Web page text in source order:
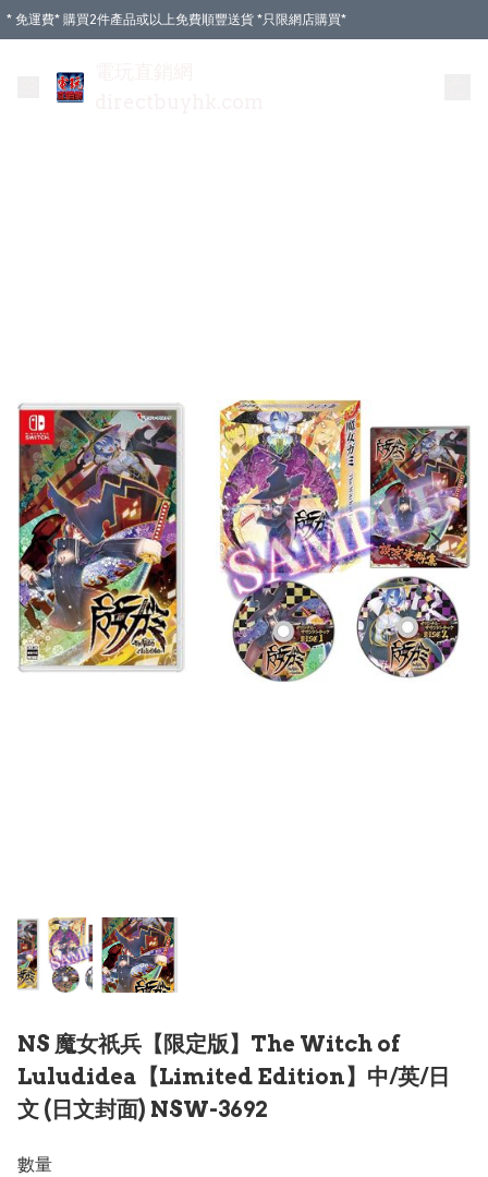
* 免運費* 購買2件產品或以上免費順豐送貨 *只限網店購買*
NS 魔女祇兵【限定版】The Witch of
Luludidea【Limited Edition】中/英/日
文 (日文封面) NSW-3692
數量